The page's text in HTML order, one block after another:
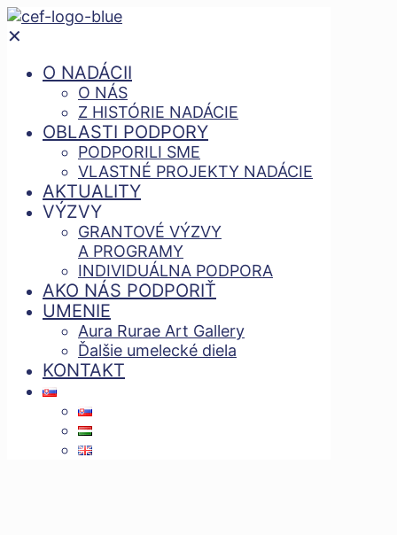
✕
O NADÁCII
O NÁS
Z HISTÓRIE NADÁCIE
OBLASTI PODPORY
PODPORILI SME
VLASTNÉ PROJEKTY NADÁCIE
AKTUALITY
VÝZVY
GRANTOVÉ VÝZVY
A PROGRAMY
INDIVIDUÁLNA PODPORA
AKO NÁS PODPORIŤ
UMENIE
Aura Rurae Art Gallery
Ďalšie umelecké diela
KONTAKT